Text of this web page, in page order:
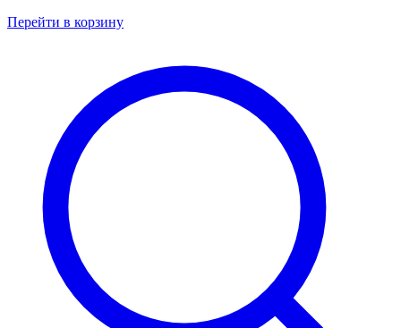
Перейти в корзину